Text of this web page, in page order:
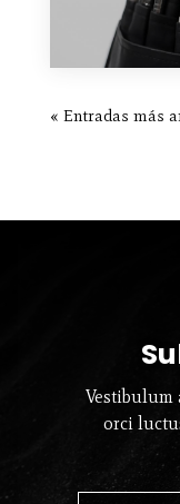
« Entradas más
Vestibulum
orci